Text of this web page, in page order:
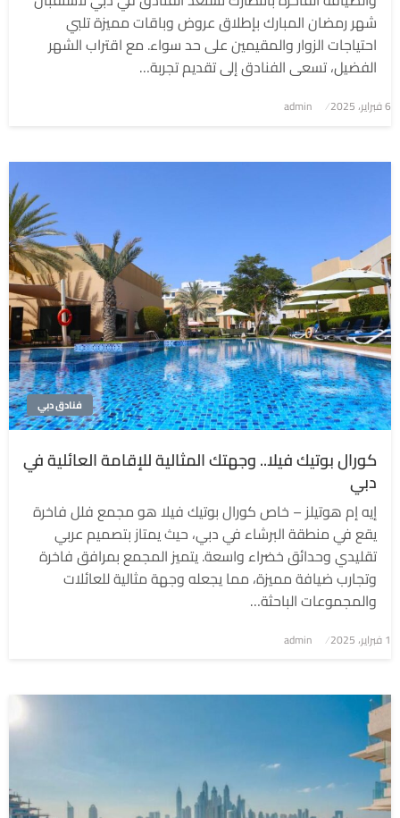
شهر رمضان المبارك بإطلاق عروض وباقات مميزة تلبي
احتياجات الزوار والمقيمين على حد سواء. مع اقتراب الشهر
الفضيل، تسعى الفنادق إلى تقديم تجربة…
نُشر
6 فبراير، 2025 admin
فنادق دبي
كورال بوتيك فيلا.. وجهتك المثالية للإقامة العائلية في
دبي
إيه إم هوتيلز – خاص كورال بوتيك فيلا هو مجمع فلل فاخرة
يقع في منطقة البرشاء في دبي، حيث يمتاز بتصميم عربي
تقليدي وحدائق خضراء واسعة. يتميز المجمع بمرافق فاخرة
وتجارب ضيافة مميزة، مما يجعله وجهة مثالية للعائلات
والمجموعات الباحثة…
نُشر1 فبراير، 2025 admin